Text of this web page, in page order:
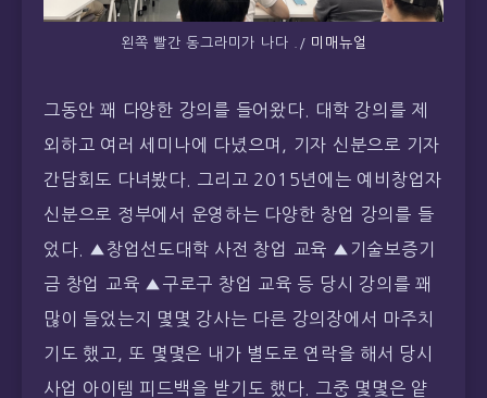
왼쪽 빨간 동그라미가 나다 ./ 미매뉴얼
그동안 꽤 다양한 강의를 들어왔다. 대학 강의를 제
외하고 여러 세미나에 다녔으며, 기자 신분으로 기자
간담회도 다녀봤다. 그리고 2015년에는 예비창업자
신분으로 정부에서 운영하는 다양한 창업 강의를 들
었다. ▲창업선도대학 사전 창업 교육 ▲기술보증기
금 창업 교육 ▲구로구 창업 교육 등 당시 강의를 꽤
많이 들었는지 몇몇 강사는 다른 강의장에서 마주치
기도 했고, 또 몇몇은 내가 별도로 연락을 해서 당시
사업 아이템 피드백을 받기도 했다. 그중 몇몇은 얕